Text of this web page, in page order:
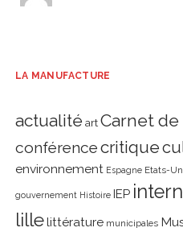
LA MANUFACTURE
actualité art Carnet de
conférencecritique
environnement Espagne Etats-
gouvernement Histoire IEP
lillelittérature municipales